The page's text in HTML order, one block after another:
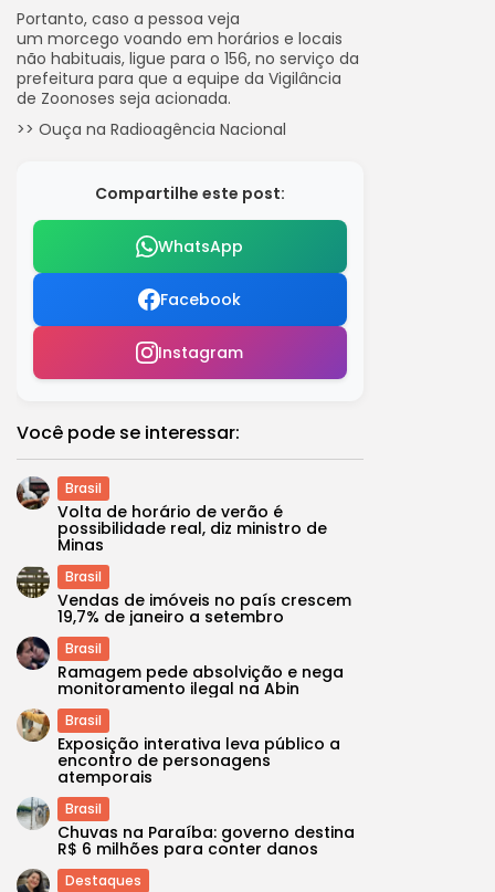
Portanto, caso a pessoa veja
um morcego voando em horários e locais
não habituais, ligue para o 156, no serviço da
prefeitura para que a equipe da Vigilância
de Zoonoses seja acionada.
>> Ouça na Radioagência Nacional
Compartilhe este post:
WhatsApp
Facebook
Instagram
Você pode se interessar:
Brasil
Volta de horário de verão é
possibilidade real, diz ministro de
Minas
Brasil
Vendas de imóveis no país crescem
19,7% de janeiro a setembro
Brasil
Ramagem pede absolvição e nega
monitoramento ilegal na Abin
Brasil
Exposição interativa leva público a
encontro de personagens
atemporais
Brasil
Chuvas na Paraíba: governo destina
R$ 6 milhões para conter danos
Destaques